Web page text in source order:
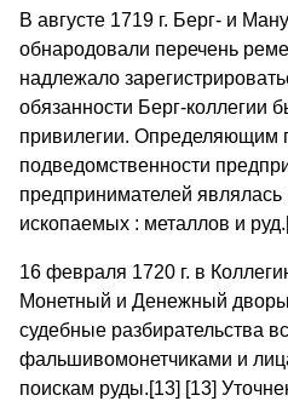
В августе 1719 г. Берг- и
обнародовали перечень
надлежало
обязанности Берг-коллегии
привилегии. Определяющим
подведомственности
предпринимателей являлась
ископаемых : металлов и
16 февраля 1720 г. в
Монетный и Денежный
судебные разбирательства
фальшивомонетчиками и
поискам руды.[13] [13]